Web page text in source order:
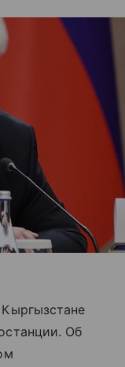
Об